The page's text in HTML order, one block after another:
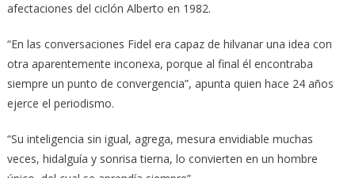
afectaciones del ciclón Alberto en 1982.
“En las conversaciones Fidel era capaz de hilvanar una idea con
otra aparentemente inconexa, porque al final él encontraba
siempre un punto de convergencia”, apunta quien hace 24 años
ejerce el periodismo.
“Su inteligencia sin igual, agrega, mesura envidiable muchas
veces, hidalguía y sonrisa tierna, lo convierten en un hombre